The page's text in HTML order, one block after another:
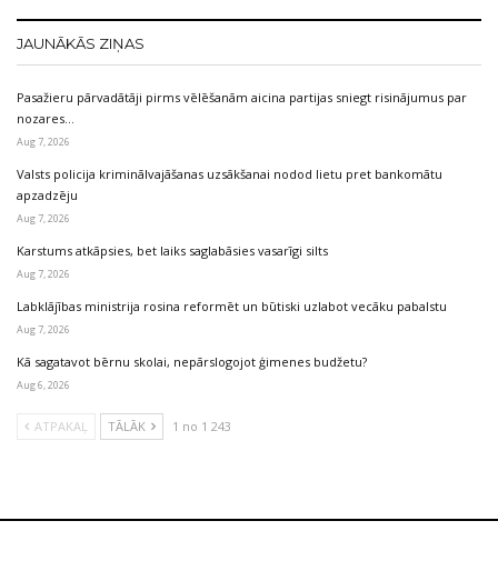
JAUNĀKĀS ZIŅAS
Pasažieru pārvadātāji pirms vēlēšanām aicina partijas sniegt risinājumus par
nozares…
Aug 7, 2026
Valsts policija kriminālvajāšanas uzsākšanai nodod lietu pret bankomātu
apzadzēju
Aug 7, 2026
Karstums atkāpsies, bet laiks saglabāsies vasarīgi silts
Aug 7, 2026
Labklājības ministrija rosina reformēt un būtiski uzlabot vecāku pabalstu
Aug 7, 2026
Kā sagatavot bērnu skolai, nepārslogojot ģimenes budžetu?
Aug 6, 2026
ATPAKAĻ TĀLĀK 1 no 1 243